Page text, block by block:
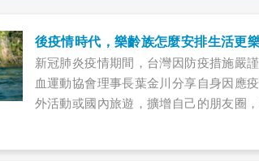
後疫情時代，樂齡族怎麼安排生活更
新冠肺炎疫情期間，台灣因防疫措施嚴
血運動協會理事長葉金川分享自身因應
外活動或國內旅遊，擴增自己的朋友圈